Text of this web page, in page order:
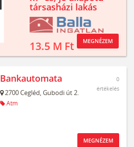
társasházi lakás
13.5 M Ft MEGNÉZEM
Bankautomata
2700Cegléd,Gubodi út 2.
Atm
0
értékelés
MEGNÉZEM